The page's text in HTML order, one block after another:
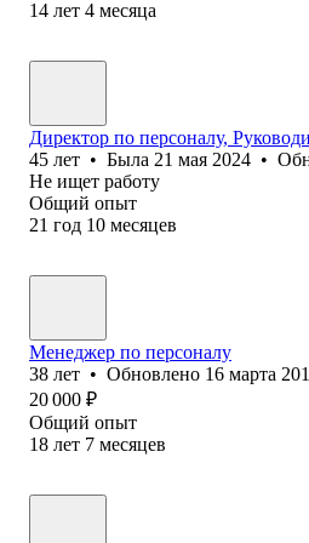
14 лет 4 месяца
Директор по персоналу,
45 лет • Была 21 мая 2024 •
Не ищет работу
Общий опыт
21 год 10 месяцев
Менеджер по персоналу
38 лет • Обновлено 16 марта
20 000 ₽
Общий опыт
18 лет 7 месяцев